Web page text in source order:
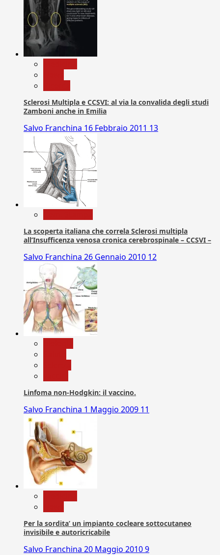
Sclerosi Multipla e CCSVI: al via la convalida degli studi
Zamboni anche in Emilia
Salvo Franchina 16 Febbraio 2011 13
La scoperta italiana che correla Sclerosi multipla
all’Insufficenza venosa cronica cerebrospinale – CCSVI –
Salvo Franchina 26 Gennaio 2010 12
Linfoma non-Hodgkin: il vaccino.
Salvo Franchina 1 Maggio 2009 11
Per la sordita’ un impianto cocleare sottocutaneo
invisibile e autoricricabile
Salvo Franchina 20 Maggio 20109